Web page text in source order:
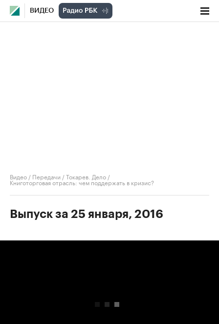
ВИДЕО
Видео / Передачи /Токарев. Дело /
Книготорговая отрасль: чем поддержать в кризис?
Выпуск за 25 января, 2016